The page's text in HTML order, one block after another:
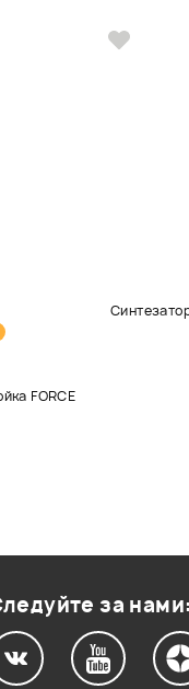
FORCE
за нами: